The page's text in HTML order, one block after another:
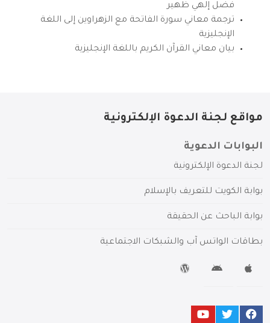
فضل إلهي ظهير
ترجمة معاني سورة الفاتحة مع الزهراوين إلى اللغة
الإنجليزية
بيان معاني القرآن الكريم باللغة الإنجليزية
مواقع لجنة الدعوة الإلكترونية
البوابات الدعوية
لجنة الدعوة الإلكترونية
بوابة الكويت للتعريف بالإسلام
بوابة الباحث عن الحقيقة
بطاقات الواتس آب والشبكات الاجتماعية